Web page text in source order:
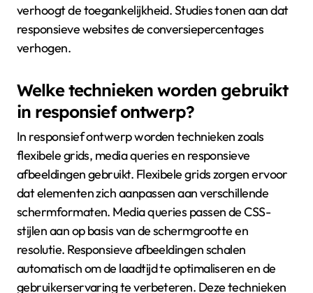
verhoogt de toegankelijkheid. Studies tonen aan dat
responsieve websites de conversiepercentages
verhogen.
Welke technieken worden gebruikt
in responsief ontwerp?
In responsief ontwerp worden technieken zoals
flexibele grids, media queries en responsieve
afbeeldingen gebruikt. Flexibele grids zorgen ervoor
dat elementen zich aanpassen aan verschillende
schermformaten. Media queries passen de CSS-
stijlen aan op basis van de schermgrootte en
resolutie. Responsieve afbeeldingen schalen
automatisch om de laadtijd te optimaliseren en de
gebruikerservaring te verbeteren. Deze technieken